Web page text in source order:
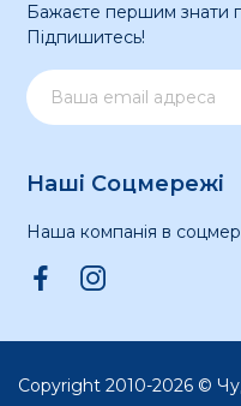
Бажаєте першим знати
Підпишитесь!
Наші Соцмережі
Наша компанія в
Copyright 2010-2026 ©